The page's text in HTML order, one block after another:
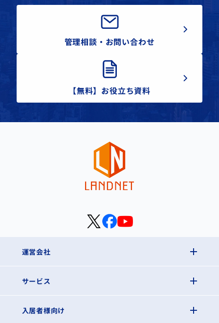
管理相談・お問い合わせ
【無料】お役立ち資料
運営会社
サービス
入居者様向け